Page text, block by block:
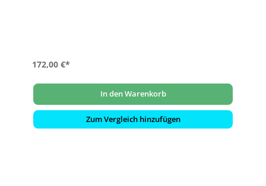
172,00 €*
In den Warenkorb
Zum Vergleich hinzufügen